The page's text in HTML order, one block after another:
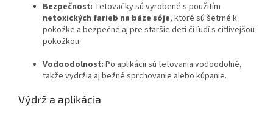
Bezpečnosť: Tetovačky sú vyrobené s použitím
netoxických farieb na báze sóje, ktoré sú šetrné k
pokožke a bezpečné aj pre staršie deti či ľudí s citlivejšou
pokožkou.
Vodoodolnosť: Po aplikácii sú tetovania vodoodolné,
takže vydržia aj bežné sprchovanie alebo kúpanie.
Výdrž a aplikácia